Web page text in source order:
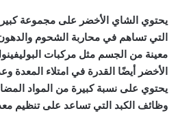
يحتوي الشاي الأخضر على مجموعة
التي تساهم في محاربة الشحوم
معينة من الجسم مثل مركبات
الأخضر أيضًا القدرة في امتلاء المعدة
يحتوي على نسبة كبيرة من المواد
وظائف الكبد التي تساعد على تنظيم